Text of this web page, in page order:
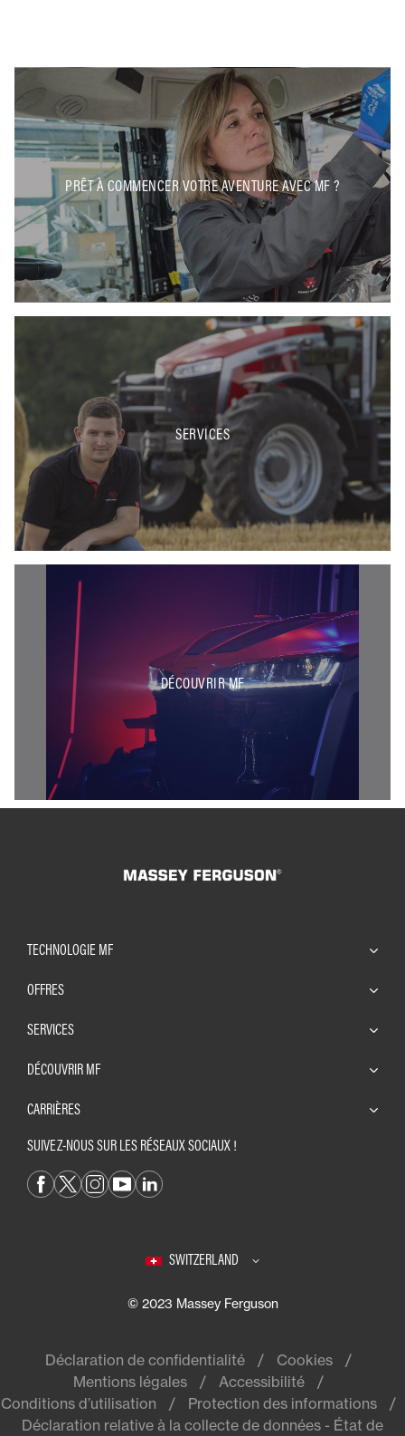
PRÊT À COMMENCER VOTRE AVENTURE AVEC MF ?
SERVICES
DÉCOUVRIR MF
TECHNOLOGIE MF
OFFRES
SERVICES
DÉCOUVRIR MF
CARRIÈRES
SUIVEZ-NOUS SUR LES RÉSEAUX SOCIAUX !
SWITZERLAND
© 2023 Massey Ferguson
Déclaration de confidentialité
Cookies
Mentions légales
Accessibilité
Conditions d’utilisation
Protection des informations
Déclaration relative à la collecte de données - État de